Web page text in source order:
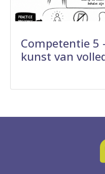
Competentie 5
kunst van